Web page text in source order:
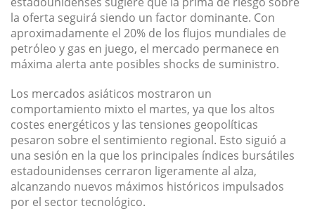
la oferta seguirá siendo un factor dominante. Con
aproximadamente el 20% de los flujos mundiales de
petróleo y gas en juego, el mercado permanece en
máxima alerta ante posibles shocks de suministro.
Los mercados asiáticos mostraron un
comportamiento mixto el martes, ya que los altos
costes energéticos y las tensiones geopolíticas
pesaron sobre el sentimiento regional. Esto siguió a
una sesión en la que los principales índices bursátiles
estadounidenses cerraron ligeramente al alza,
alcanzando nuevos máximos históricos impulsados
por el sector tecnológico.